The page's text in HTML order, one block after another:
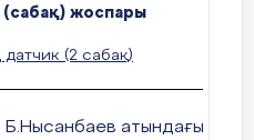
(сабақ) жоспары
датчик (2 сабақ)
Б.Нысанбаев атындағы орта